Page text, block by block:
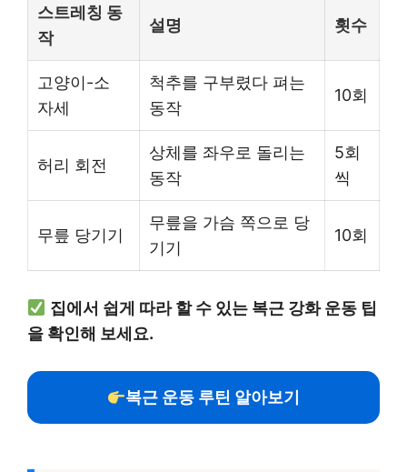
스트레칭 동
작
설명 횟수
고양이-소
자세
척추를 구부렸다 펴는
동작
10회
허리 회전
상체를 좌우로 돌리는
동작
5회
씩
무릎 당기기
무릎을 가슴 쪽으로 당
기기
10회
집에서 쉽게 따라 할 수 있는 복근 강화 운동 팁
을 확인해 보세요.
복근 운동 루틴 알아보기